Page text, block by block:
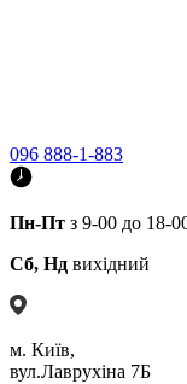
096 888-1-883
Пн-Пт з 9-00 до 18-
Сб, Нд вихідний
м. Київ,
вул.Лаврухіна 7Б